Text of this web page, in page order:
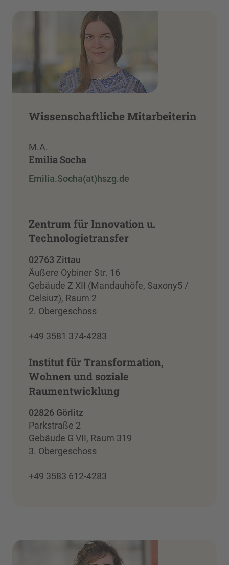
Wissenschaftliche Mitarbeiterin
M.A.
Emilia Socha
Emilia.Socha(at)hszg.de
Zentrum für Innovation u.
Technologietransfer
02763 Zittau
Äußere Oybiner Str. 16
Gebäude Z XII (Mandauhöfe, Saxony5 /
Celsiuz), Raum 2
2. Obergeschoss
+49 3581 374-4283
Institut für Transformation,
Wohnen und soziale
Raumentwicklung
02826 Görlitz
Parkstraße 2
Gebäude G VII, Raum 319
3. Obergeschoss
+49 3583 612-4283